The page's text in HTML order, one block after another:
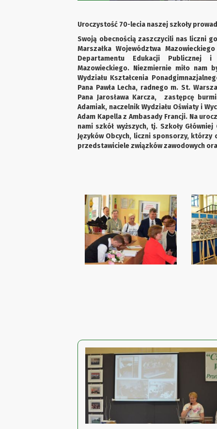
Uroczystość 70-lecia naszej szkoły
Swoją obecnością zaszczycili nas liczni
Marszałka Województwa
Departamentu Edukacji Publicznej i
Mazowieckiego. Niezmiernie miło nam
Wydziału Kształcenia
Pana Pawła Lecha, radnego m. St.
Pana Jarosława Karcza, zastępcę
Adamiak, naczelnik Wydziału Oświaty i
Adam Kapella z Ambasady Francji. Na
nami szkół wyższych, tj. Szkoły
Języków Obcych, liczni sponsorzy,
przedstawiciele związków zawodowych